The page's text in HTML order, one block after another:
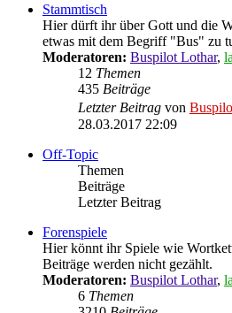
Stammtisch
Hier dürft ihr über Gott und die
etwas mit dem Begriff "Bus" zu
Moderatoren: Buspilot Lothar,
12 Themen
435 Beiträge
Letzter Beitrag von
28.03.2017 22:09
Off-Topic
Themen
Beiträge
Letzter Beitrag
Forenspiele
Hier könnt ihr Spiele wie
Beiträge werden nicht gezählt.
Moderatoren: Buspilot Lothar,
6 Themen